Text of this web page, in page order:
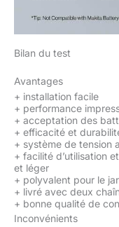
Bilan du test
Avantages
+ installation facile
+ performance
+ acceptation des
+ efficacité et
+ système de tension
+ facilité d’utilisation
et léger
+ polyvalent pour le
+ livré avec deux
+ bonne qualité de
Inconvénients